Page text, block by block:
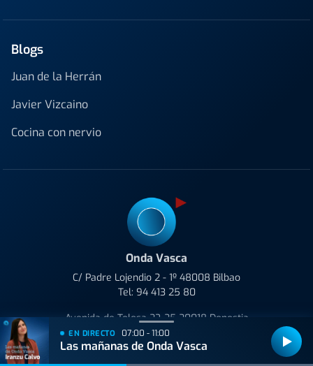
Blogs
Juan de la Herrán
Javier Vizcaino
Cocina con nervio
Onda Vasca
C/ Padre Lojendio 2 - 1º 48008 Bilbao
Tel: 94 413 25 80
Avenida de Tolosa 23-25 20018 Donostia
Tel: 943 42 36 44
EN DIRECTO 07:00 - 11:00
Las mañanas de Onda Vasca